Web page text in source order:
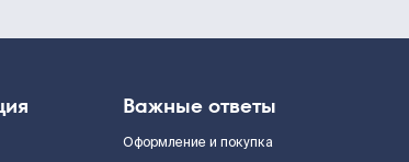
Важные ответы
Оформление и покупка